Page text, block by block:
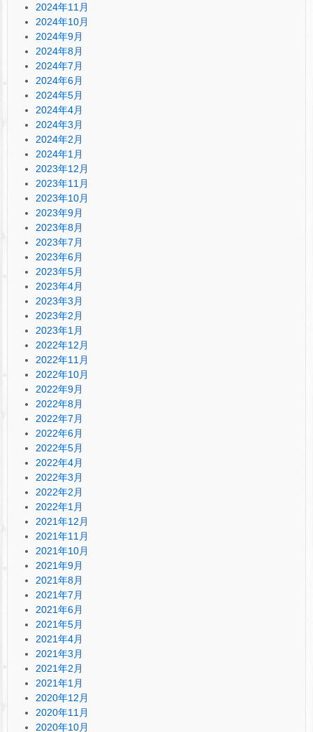
2024年11月
2024年10月
2024年9月
2024年8月
2024年7月
2024年6月
2024年5月
2024年4月
2024年3月
2024年2月
2024年1月
2023年12月
2023年11月
2023年10月
2023年9月
2023年8月
2023年7月
2023年6月
2023年5月
2023年4月
2023年3月
2023年2月
2023年1月
2022年12月
2022年11月
2022年10月
2022年9月
2022年8月
2022年7月
2022年6月
2022年5月
2022年4月
2022年3月
2022年2月
2022年1月
2021年12月
2021年11月
2021年10月
2021年9月
2021年8月
2021年7月
2021年6月
2021年5月
2021年4月
2021年3月
2021年2月
2021年1月
2020年12月
2020年11月
2020年10月